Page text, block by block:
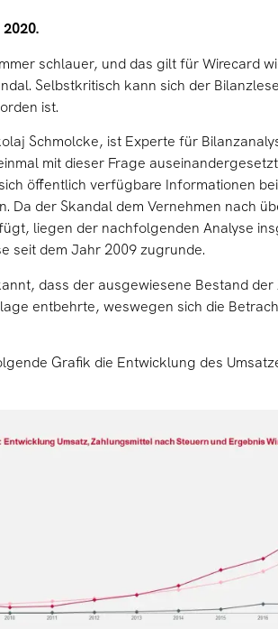
schlauer, und das gilt für Wirecard
Selbstkritisch kann sich der
ist.
Schmolcke, ist Experte für
mit dieser Frage
öffentlich verfügbare Informationen
Da der Skandal dem Vernehmen nach
liegen der nachfolgenden Analyse
seit dem Jahr 2009 zugrunde.
dass der ausgewiesene Bestand
entbehrte, weswegen sich die
Grafik die Entwicklung des